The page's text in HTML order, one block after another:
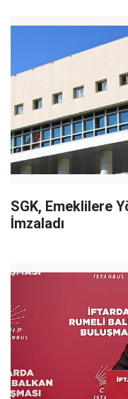
SGK, Emeklilere
İmzaladı